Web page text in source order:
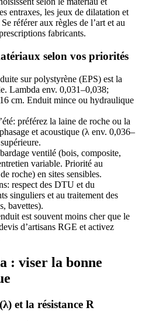
entraxes, les jeux de dilatation et
référer aux règles de l’art et au
fabricants.
selon vos priorités
sur polystyrène (EPS) est la
Lambda env. 0,031–0,038;
cm. Enduit mince ou hydraulique
préférez la laine de roche ou la
et acoustique (λ env. 0,036–
ventilé (bois, composite,
variable. Priorité au
roche) en sites sensibles.
respect des DTU et du
singuliers et au traitement des
bavettes).
est souvent moins cher que le
d’artisans RGE et activez
: viser la bonne
et la résistance R